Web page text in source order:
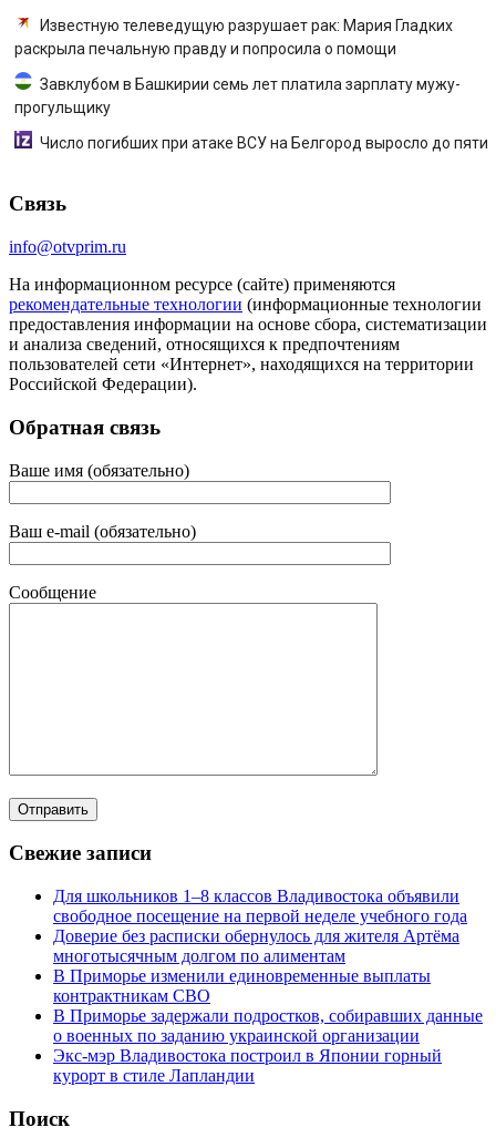
Известную телеведущую разрушает рак: Мария Гладких
раскрыла печальную правду и попросила о помощи
Завклубом в Башкирии семь лет платила зарплату мужу-
прогульщику
Число погибших при атаке ВСУ на Белгород выросло до пяти
Связь
info@otvprim.ru
На информационном ресурсе (сайте) применяются
рекомендательные технологии (информационные технологии
предоставления информации на основе сбора, систематизации
и анализа сведений, относящихся к предпочтениям
пользователей сети «Интернет», находящихся на территории
Российской Федерации).
Обратная связь
Ваше имя (обязательно)
Ваш e-mail (обязательно)
Сообщение
Свежие записи
Для школьников 1–8 классов Владивостока объявили
свободное посещение на первой неделе учебного года
Доверие без расписки обернулось для жителя Артёма
многотысячным долгом по алиментам
В Приморье изменили единовременные выплаты
контрактникам СВО
В Приморье задержали подростков, собиравших данные
о военных по заданию украинской организации
Экс-мэр Владивостока построил в Японии горный
курорт в стиле Лапландии
Поиск